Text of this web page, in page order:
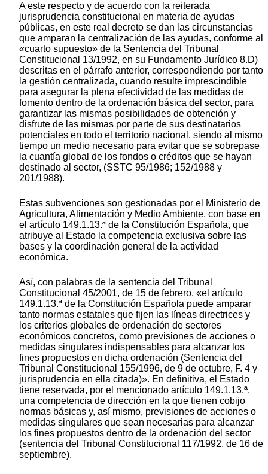
A este respecto y de acuerdo con la reiterada
jurisprudencia constitucional en materia de ayudas
públicas, en este real decreto se dan las circunstancias
que amparan la centralización de las ayudas, conforme al
«cuarto supuesto» de la Sentencia del Tribunal
Constitucional 13/1992, en su Fundamento Jurídico 8.D)
descritas en el párrafo anterior, correspondiendo por tanto
la gestión centralizada, cuando resulte imprescindible
para asegurar la plena efectividad de las medidas de
fomento dentro de la ordenación básica del sector, para
garantizar las mismas posibilidades de obtención y
disfrute de las mismas por parte de sus destinatarios
potenciales en todo el territorio nacional, siendo al mismo
tiempo un medio necesario para evitar que se sobrepase
la cuantía global de los fondos o créditos que se hayan
destinado al sector, (SSTC 95/1986; 152/1988 y
201/1988).
Estas subvenciones son gestionadas por el Ministerio de
Agricultura, Alimentación y Medio Ambiente, con base en
el artículo 149.1.13.ª de la Constitución Española, que
atribuye al Estado la competencia exclusiva sobre las
bases y la coordinación general de la actividad
económica.
Así, con palabras de la sentencia del Tribunal
Constitucional 45/2001, de 15 de febrero, «el artículo
149.1.13.ª de la Constitución Española puede amparar
tanto normas estatales que fijen las líneas directrices y
los criterios globales de ordenación de sectores
económicos concretos, como previsiones de acciones o
medidas singulares indispensables para alcanzar los
fines propuestos en dicha ordenación (Sentencia del
Tribunal Constitucional 155/1996, de 9 de octubre, F. 4 y
jurisprudencia en ella citada)». En definitiva, el Estado
tiene reservada, por el mencionado artículo 149.1.13.ª,
una competencia de dirección en la que tienen cobijo
normas básicas y, así mismo, previsiones de acciones o
medidas singulares que sean necesarias para alcanzar
los fines propuestos dentro de la ordenación del sector
(sentencia del Tribunal Constitucional 117/1992, de 16 de
septiembre).